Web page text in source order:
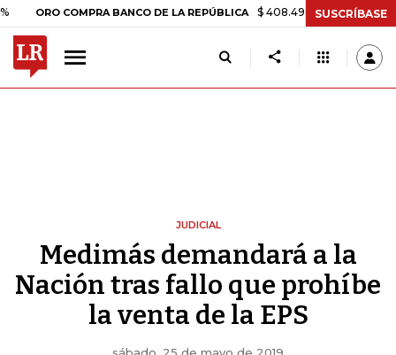
COMPRA BANCO DE LA REPÚBLICA $ 408.498,97 +$ 8.753,81 +2,19%
SUSCRÍBASE
JUDICIAL
Medimás demandará a la
Nación tras fallo que prohíbe
la venta de la EPS